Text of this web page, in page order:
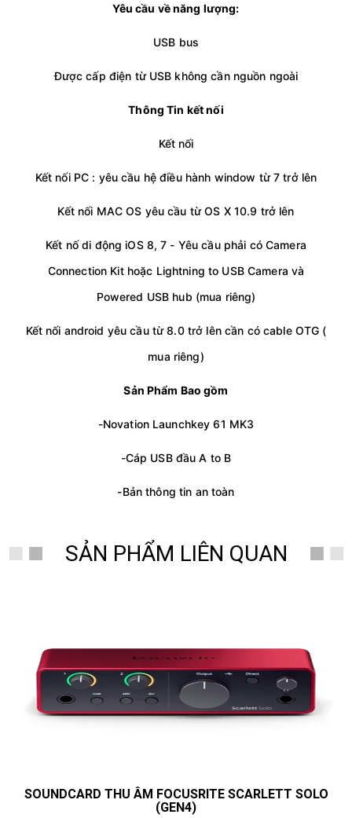
Yêu cầu về năng lượng:
USB bus
Được cấp điện từ USB không cần nguồn ngoài
Thông Tin kết nối
Kết nối
Kết nối PC : yêu cầu hệ điều hành window từ 7 trở lên
Kết nối MAC OS yêu cầu từ OS X 10.9 trở lên
Kết nố di động iOS 8, 7 - Yêu cầu phải có Camera
Connection Kit hoặc Lightning to USB Camera và
Powered USB hub (mua riêng)
Kết nối android yêu cầu từ 8.0 trở lên cần có cable OTG (
mua riêng)
Sản Phẩm Bao gồm
-Novation Launchkey 61 MK3
-Cáp USB đầu A to B
-Bản thông tin an toàn
SẢN PHẨM LIÊN QUAN
SOUNDCARD THU ÂM FOCUSRITE SCARLETT SOLO
(GEN4)